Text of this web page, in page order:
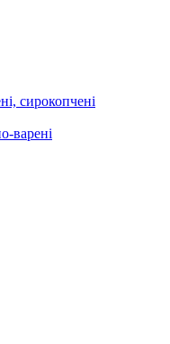
сирокопчені
варені